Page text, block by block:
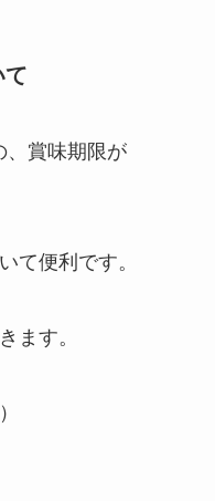
て
、賞味期限が
て便利です。
ます。